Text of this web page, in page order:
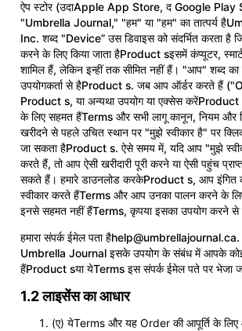
ऐप स्टोर (उदाApple App Store, द Google Play
"Umbrella Journal," "हम" या "हम" का तात्पर्य
Inc. शब्द "Device” उस डिवाइस को संदर्भित करता है
करने के लिए किया जाता हैProduct sइसमें कंप्यूटर,
शामिल हैं, लेकिन इन्हीं तक सीमित नहीं हैं। "आप" शब्द का
उपयोगकर्ता से हैProduct s. जब आप ऑर्डर करते हैं
Product s, या अन्यथा उपयोग या एक्सेस
के लिए सहमत हैंTerms और सभी लागू कानून, नियम और
खरीदने से पहले उचित स्थान पर "मुझे स्वीकार है" पर
जा सकता हैProduct s. ऐसे समय में, यदि आप "मुझे
करते हैं, तो आप ऐसी खरीदारी पूरी करने या ऐसी पहुंच
सकते हैं। हमारे डाउनलोड करकेProduct s, आप इंगित
स्वीकार करते हैंTerms और आप उनका पालन करने के
इनसे सहमत नहीं हैंTerms, कृपया इसका उपयोग करने
हमारा संपर्क ईमेल पता हैhelp@umbrellajournal.ca.
Umbrella Journal इसके उपयोग के संबंध में आपके कोई
हैंProduct sया येTerms इस संपर्क ईमेल पते पर भेजा
1.2 लाइसेंस का आधार
(ए) येTerms और यह Order की आपूर्ति के